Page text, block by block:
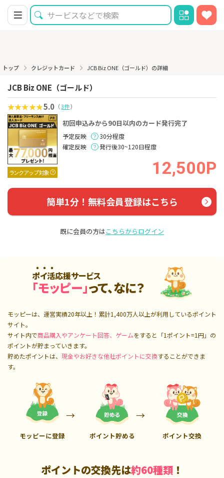
トップ クレジットカード JCB Biz ONE（ゴールド）の詳細
JCB Biz ONE（ゴールド）
5.0 （3件）
ランクアップ対象
初回申込みから90日以内のカード発行完了
予定反映
30分程度
確定反映
発行後30~120日程度
12,500P
簡単1分！無料会員登録はこちら
既に会員の方はこちらからログイン
ポイ活応援サービス
「モッピー」って、なに？
モッピーは、運営実績20年以上！累計1,400万人以上が利用しているポイント
サイト。
サイト内で商品購入やアンケート回答、ゲームをすると「1ポイント=1円」の
ポイントが貯まっていきます。
貯めたポイントは、 現金やお好きな他社ポイントに交換することができま
す。
モッピーに登録 ポイント貯める ポイント交換
ポイントの交換先は約60種類 ！